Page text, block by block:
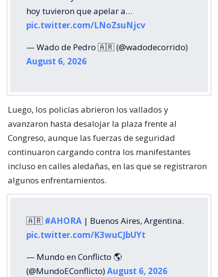
hoy tuvieron que apelar a…
pic.twitter.com/LNoZsuNjcv
— Wado de Pedro 🇦🇷 (@wadodecorrido)
August 6, 2026
Luego, los policías abrieron los vallados y
avanzaron hasta desalojar la plaza frente al
Congreso, aunque las fuerzas de seguridad
continuaron cargando contra los manifestantes
incluso en calles aledañas, en las que se registraron
algunos enfrentamientos.
🇦🇷 #AHORA | Buenos Aires, Argentina.
pic.twitter.com/K3wuCJbUYt
— Mundo en Conflicto 🌎
(@MundoEConflicto)August 6, 2026